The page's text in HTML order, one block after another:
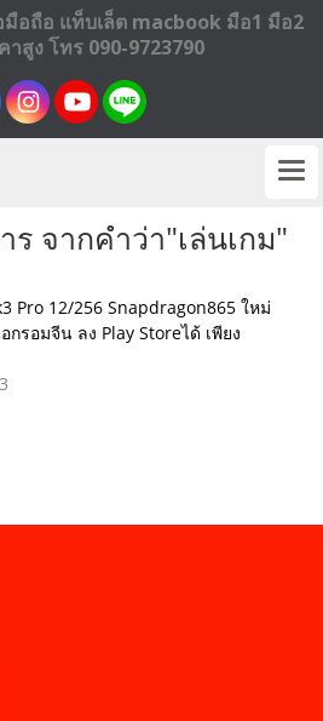
อถือ แท็บเล็ต macbook มือ1 มือ2
สูง โทร 090-9723790
จากคำว่า"เล่นเกม"
Pro 12/256 Snapdragon865 ใหม่
กรอมจีน ลง Play Storeได้ เพียง